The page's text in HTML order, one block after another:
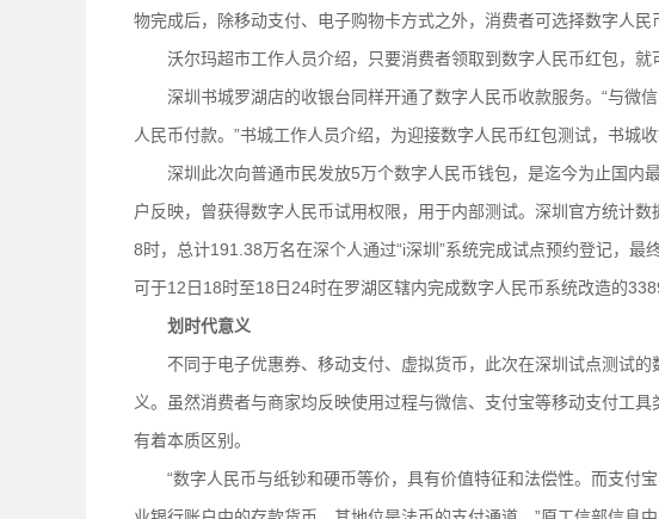
物完成后，除移动支付、电子购物卡方式之外，消费者可选择数字人民
沃尔玛超市工作人员介绍，只要消费者领取到数字人民币红包，就
深圳书城罗湖店的收银台同样开通了数字人民币收款服务。“与微
人民币付款。”书城工作人员介绍，为迎接数字人民币红包测试，书城
深圳此次向普通市民发放5万个数字人民币钱包，是迄今为止国内
户反映，曾获得数字人民币试用权限，用于内部测试。深圳官方统计
8时，总计191.38万名在深个人通过“i深圳”系统完成试点预约登记，
可于12日18时至18日24时在罗湖区辖内完成数字人民币系统改造的
划时代意义
不同于电子优惠券、移动支付、虚拟货币，此次在深圳试点测试的
义。虽然消费者与商家均反映使用过程与微信、支付宝等移动支付工
有着本质区别。
“数字人民币与纸钞和硬币等价，具有价值特征和法偿性。而支付